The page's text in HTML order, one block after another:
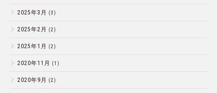
2025年3月 (3)
2025年2月 (2)
2025年1月 (2)
2020年11月 (1)
2020年9月 (2)